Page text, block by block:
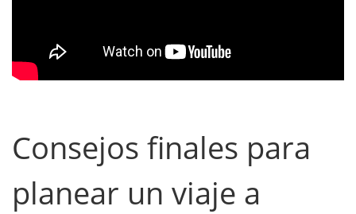
Consejos finales para
planear un viaje a